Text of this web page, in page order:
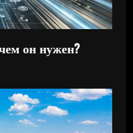
он нужен?